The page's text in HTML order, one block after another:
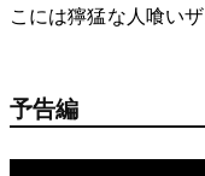
こには獰猛な人喰い
予告編